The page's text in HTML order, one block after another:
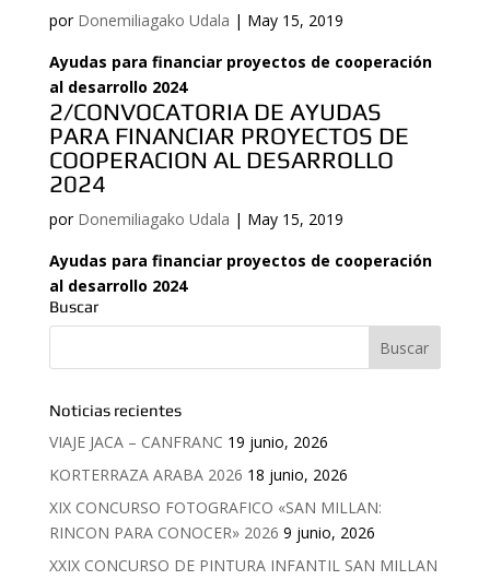
por Donemiliagako Udala | May 15, 2019
Ayudas para financiar proyectos de cooperación
al desarrollo 2024
2/CONVOCATORIA DE AYUDAS
PARA FINANCIAR PROYECTOS DE
COOPERACION AL DESARROLLO
2024
por Donemiliagako Udala | May 15, 2019
Ayudas para financiar proyectos de cooperación
al desarrollo 2024
Buscar
Noticias recientes
VIAJE JACA – CANFRANC 19 junio, 2026
KORTERRAZA ARABA 2026 18 junio, 2026
XIX CONCURSO FOTOGRAFICO «SAN MILLAN:
RINCON PARA CONOCER» 2026 9 junio, 2026
XXIX CONCURSO DE PINTURA INFANTIL SAN MILLAN